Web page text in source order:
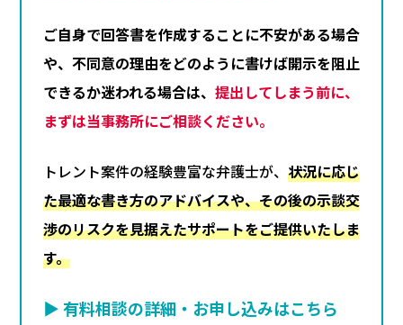
ご自身で回答書を作成することに不安がある場合
や、不同意の理由をどのように書けば開示を阻止
できるか迷われる場合は、 提出してしまう前に、
まずは当事務所にご相談ください。
トレント案件の経験豊富な弁護士が、 状況に応じ
た最適な書き方のアドバイスや、その後の示談交
渉のリスクを見据えたサポートをご提供いたしま
す。
▶ 有料相談の詳細・お申し込みはこちら